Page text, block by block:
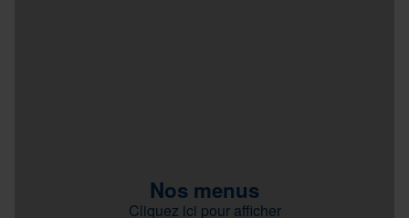
Nos menus
Cliquez ici pour afficher